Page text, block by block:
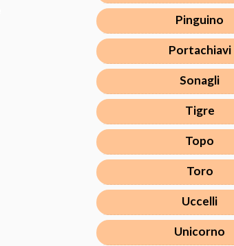
Pinguino
Portachiavi
Sonagli
Tigre
Topo
Toro
Uccelli
Unicorno